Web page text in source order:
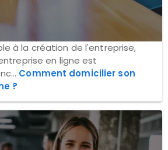
à la création de l'entreprise,
en ligne est
Comment domicilier son
?